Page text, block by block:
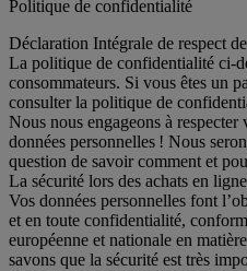
Politique de confidentialité
Déclaration Intégrale de respect
La politique de confidentialité ci-
consommateurs. Si vous êtes un
consulter la politique de
Nous nous engageons à
données personnelles ! Nous
question de savoir comment et
La sécurité lors des achats en
Vos données personnelles font
et en toute confidentialité,
européenne et nationale en
savons que la sécurité est très